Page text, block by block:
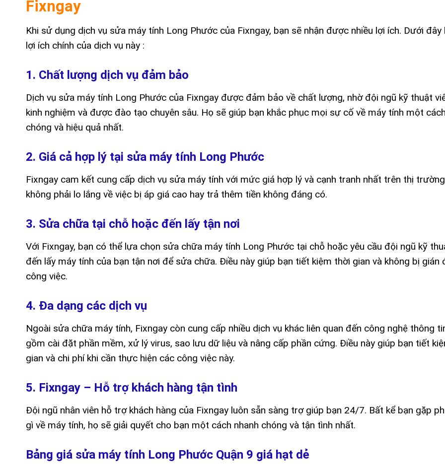
Fixngay
Khi sử dụng dịch vụ sửa máy tính Long Phước của Fixngay, bạn sẽ nhận được nhiều lợi ích. Dưới đây
lợi ích chính của dịch vụ này :
1. Chất lượng dịch vụ đảm bảo
Dịch vụ sửa máy tính Long Phước của Fixngay được đảm bảo về chất lượng, nhờ đội ngũ kỹ thuật
kinh nghiệm và được đào tạo chuyên sâu. Họ sẽ giúp bạn khắc phục mọi sự cố về máy tính một
chóng và hiệu quả nhất.
2. Giá cả hợp lý tại sửa máy tính Long Phước
Fixngay cam kết cung cấp dịch vụ sửa máy tính với mức giá hợp lý và cạnh tranh nhất trên thị
không phải lo lắng về việc bị áp giá cao hay trả thêm tiền không đáng có.
3. Sửa chữa tại chỗ hoặc đến lấy tận nơi
Với Fixngay, bạn có thể lựa chọn sửa chữa máy tính Long Phước tại chỗ hoặc yêu cầu đội ngũ kỹ
đến lấy máy tính của bạn tận nơi để sửa chữa. Điều này giúp bạn tiết kiệm thời gian và không bị gián
công việc.
4. Đa dạng các dịch vụ
Ngoài sửa chữa máy tính, Fixngay còn cung cấp nhiều dịch vụ khác liên quan đến công nghệ thông
gồm cài đặt phần mềm, xử lý virus, sao lưu dữ liệu và nâng cấp phần cứng. Điều này giúp bạn tiết
gian và chi phí khi cần thực hiện các công việc này.
5. Fixngay – Hỗ trợ khách hàng tận tình
Đội ngũ nhân viên hỗ trợ khách hàng của Fixngay luôn sẵn sàng trợ giúp bạn 24/7. Bất kể bạn gặp
gì về máy tính, họ sẽ giải quyết cho bạn một cách nhanh chóng và tận tình nhất.
Bảng giá sửa máy tính Long Phước Quận 9 giá hạt dẻ